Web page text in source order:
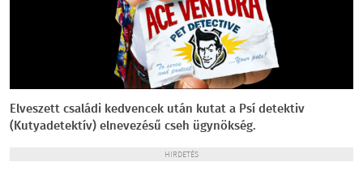
Elveszett családi kedvencek után kutat a Psí detektiv
(Kutyadetektív) elnevezésű cseh ügynökség.
HIRDETÉS